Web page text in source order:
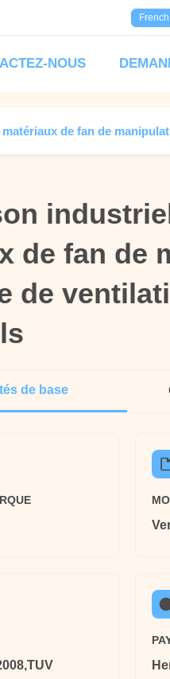
French
NOUS
de fan de
de fan de
de
de fan de
de
de base